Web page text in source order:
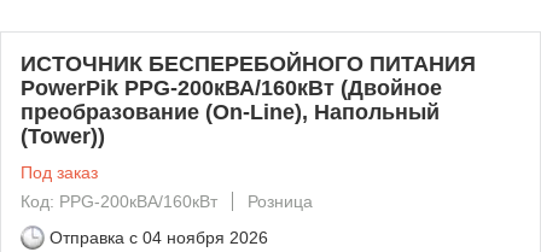
ИСТОЧНИК БЕСПЕРЕБОЙНОГО ПИТАНИЯ
PowerPik PPG-200кВА/160кВт (Двойное
преобразование (On-Line), Напольный
(Tower))
Под заказ
Код: PPG-200кВА/160кВт
Розница
Отправка с 04 ноября 2026